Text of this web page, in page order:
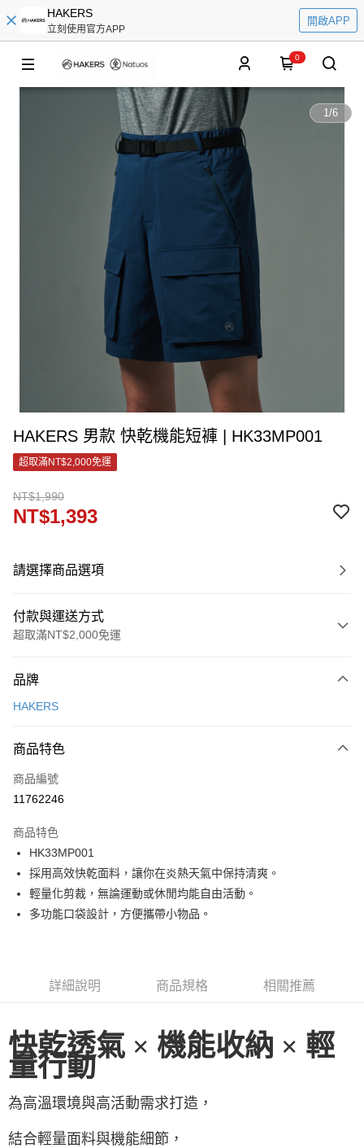
HAKERS
立刻使用官方APP
開啟APP
0
1/6
HAKERS 男款 快乾機能短褲 | HK33MP001
超取滿NT$2,000免運
NT$1,990
NT$1,393
請選擇商品選項
付款與運送方式
超取滿NT$2,000免運
信用卡一次付款
Apple Pay
街口支付
ATM付款
運送方式
一般全家取貨
每筆NT$100，滿NT$2,000(含以上)免運費
每筆NT$100
7-11超取(2000以上免運)
每筆NT$100
品牌
HAKERS
商品特色
商品編號
11762246
商品特色
HK33MP001
採用高效快乾面料，讓你在炎熱天氣中保持清爽。
輕量化剪裁，無論運動或休閒均能自由活動。
多功能口袋設計，方便攜帶小物品。
詳細說明 商品規格 相關推薦
快乾透氣 × 機能收納 × 輕
量行動
為高溫環境與高活動需求打造，
結合輕量面料與機能細節，